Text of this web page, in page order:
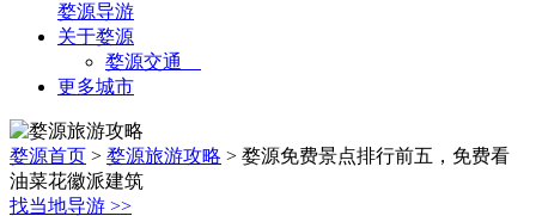
婺源导游
关于婺源
婺源交通
更多城市
婺源首页 > 婺源旅游攻略 > 婺源免费景点排行前五，免费看
油菜花徽派建筑
找当地导游 >>